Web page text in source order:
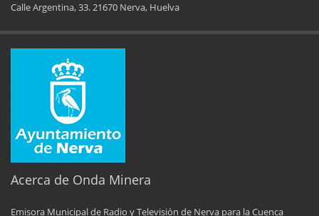
11ª Feria del Jamón 34 Memorial
Calle Argentina, 33. 21670 Nerva, Huelva
Acerca de Onda Minera
Emisora Municipal de Radio y Televisión de Nerva para la Cuenca